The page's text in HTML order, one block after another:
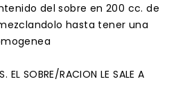
del sobre en 200 cc. de
hasta tener una
EL SOBRE/RACION LE SALE A